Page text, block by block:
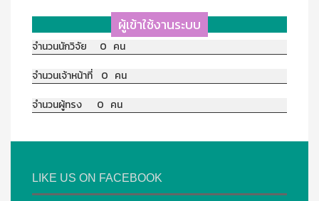
ผู้เข้าใช้งานระบบ
จำนวนนักวิจัย 0 คน
จำนวนเจ้าหน้าที่ 0 คน
จำนวนผู้ทรง 0 คน
LIKE US ON FACEBOOK